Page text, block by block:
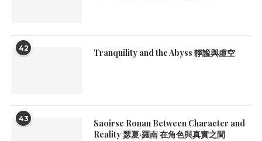
42 Tranquility and the Abyss 靜謐與虛空
43
Saoirse Ronan Between Character and
Reality 瑟夏·羅南 在角色與真實之間